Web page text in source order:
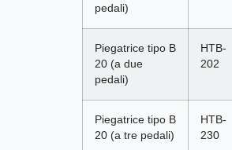
pedali)
Piegatrice tipo B
20 (a due
pedali)
HTB-
202
Piegatrice tipo B
20 (a tre pedali)
HTB-
230